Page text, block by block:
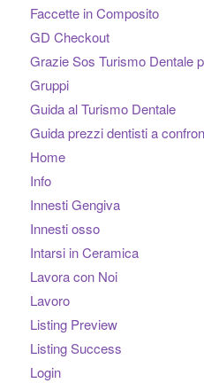
Faccette in Composito
GD Checkout
Grazie Sos Turismo Dentale
Gruppi
Guida al Turismo Dentale
Guida prezzi dentisti a
Home
Info
Innesti Gengiva
Innesti osso
Intarsi in Ceramica
Lavora con Noi
Lavoro
Listing Preview
Listing Success
Login